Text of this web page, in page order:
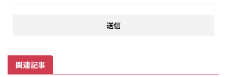
関連記事